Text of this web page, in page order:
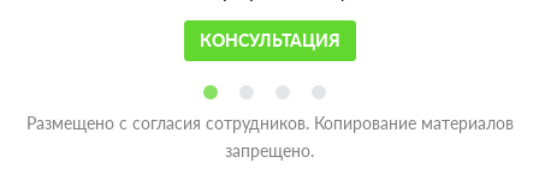
КОНСУЛЬТАЦИЯ
Размещено с согласия сотрудников. Копирование материалов
запрещено.